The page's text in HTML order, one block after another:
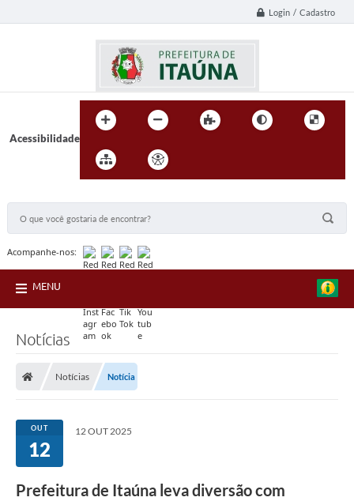
Login / Cadastro
Acessibilidade
Acompanhe-nos:
MENU
Notícias
Notícias Notícia
OUT
12
12 OUT 2025
Prefeitura de Itaúna leva diversão com